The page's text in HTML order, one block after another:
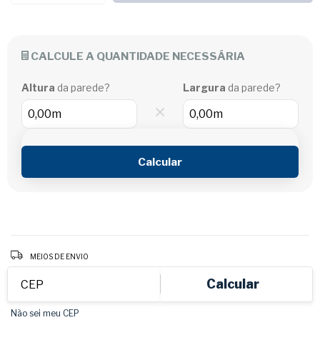
CALCULE A QUANTIDADE NECESSÁRIA
Altura da parede?
×
Largura da parede?
Calcular
Entregas para o CEP:
MEIOS DE ENVIO
Calcular
Não sei meu CEP